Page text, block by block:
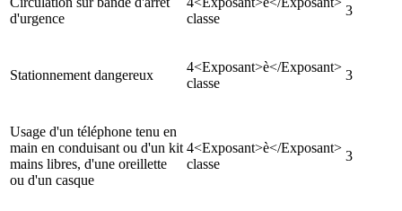
d'urgence
classe
3
Stationnement dangereux
4<Exposant>è</Exposant>
classe
3
Usage d'un téléphone tenu en
main en conduisant ou d'un kit
mains libres, d'une oreillette
ou d'un casque
4<Exposant>è</Exposant>
classe
3